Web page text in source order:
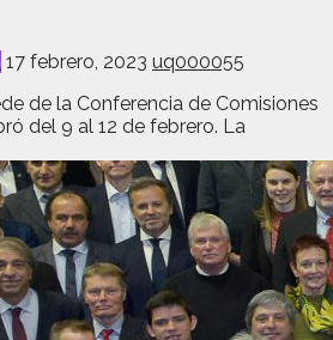
17 febrero, 2023 uq000055
de la Conferencia de Comisiones
del 9 al 12 de febrero. La